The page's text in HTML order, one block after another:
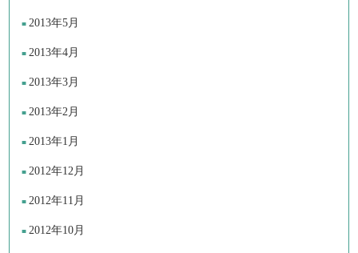
2013年5月
2013年4月
2013年3月
2013年2月
2013年1月
2012年12月
2012年11月
2012年10月